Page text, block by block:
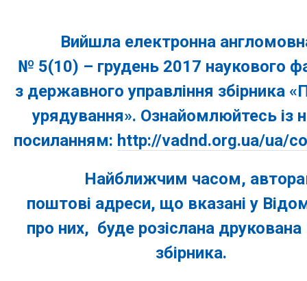
Вийшла електронна англомовна
№ 5(10) – грудень 2017 наукового
з державного управління збірника
урядування». Ознайомлюйтесь із
посиланням: http://vadnd.org.ua/ua/
Найближчим часом,
поштові адреси, що вказані у
про них, буде розіслана друкована
збірника.